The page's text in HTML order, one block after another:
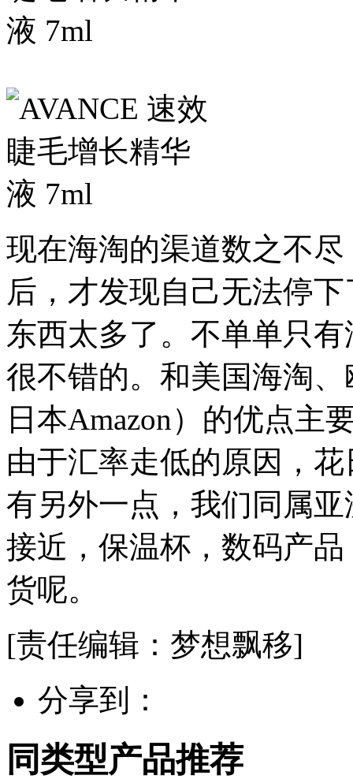
现在海淘的渠道数之不
后，才发现自己无法停
东西太多了。不单单只
很不错的。和美国海淘
日本Amazon）的优点主
由于汇率走低的原因，
有另外一点，我们同属
接近，保温杯，数码产
货呢。
[责任编辑：梦想飘移]
分享到：
同类型产品推荐